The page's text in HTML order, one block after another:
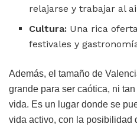
relajarse y trabajar al
Cultura: Una rica
festivales y
Además, el tamaño de
grande para ser caótica, ni
vida. Es un lugar donde se
vida activo, con la posibilidad